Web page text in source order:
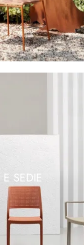
E SEDIE